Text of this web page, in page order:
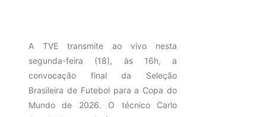
A TVE transmite ao vivo nesta
segunda-feira (18), às 16h, a
convocação final da Seleção
Brasileira de Futebol para a Copa do
Mundo de 2026. O técnico Carlo